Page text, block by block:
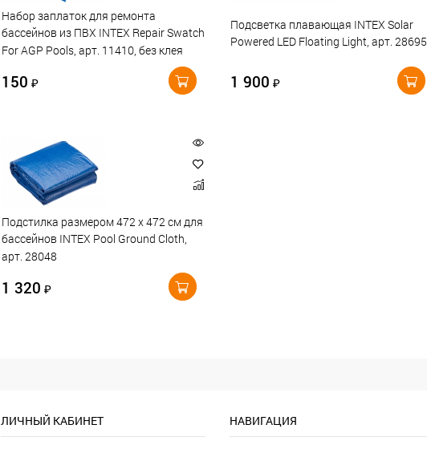
Набор заплаток для ремонта
бассейнов из ПВХ INTEX Repair Swatch
For AGP Pools, арт. 11410, без клея
150 ₽
Подсветка плавающая INTEX Solar
Powered LED Floating Light, арт. 28695
1 900 ₽
Подстилка размером 472 х 472 см для
бассейнов INTEX Pool Ground Cloth,
арт. 28048
1 320 ₽
ЛИЧНЫЙ КАБИНЕТ НАВИГАЦИЯ